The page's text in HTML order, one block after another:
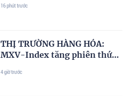
16 phút trước
THỊ TRƯỜNG HÀNG HÓA:
MXV-Index tăng phiên thứ
lượng ‘kéo’ thị trường
4 giờ trước